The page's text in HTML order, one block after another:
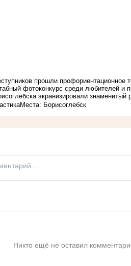
прошли профориентационное
фотоконкурс среди любителей и
экранизировали знаменитый
Места: Борисоглебск
Никто ещё не оставил